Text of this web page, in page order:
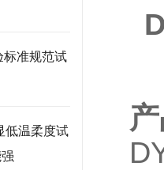
标准规范试
低温柔度试